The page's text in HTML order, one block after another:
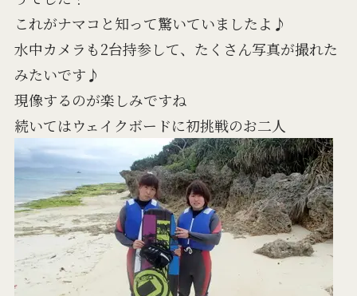
これがナマコと知って驚いていましたよ♪
水中カメラも2台持参して、たくさん写真が撮れた
みたいです♪
現像するのが楽しみですね
続いてはウェイクボードに初挑戦のお二人